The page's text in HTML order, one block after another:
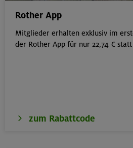
Rother App
Mitglieder erhalten exklusiv im
der Rother App für nur 22,74 €
zum Rabattcode